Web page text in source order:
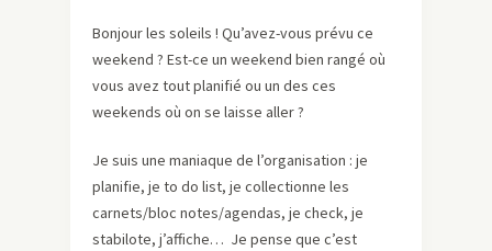
Bonjour les soleils ! Qu’avez-vous prévu ce
weekend ? Est-ce un weekend bien rangé où
vous avez tout planifié ou un des ces
weekends où on se laisse aller ?
Je suis une maniaque de l’organisation : je
planifie, je to do list, je collectionne les
carnets/bloc notes/agendas, je check, je
stabilote, j’affiche… Je pense que c’est